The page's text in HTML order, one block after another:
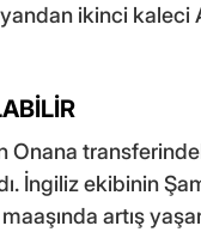
ikinci kaleci
Onana
İngiliz ekibinin
artış